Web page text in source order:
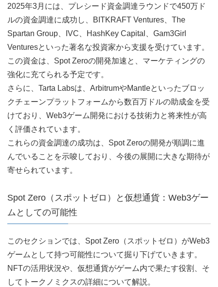
2025年3月には、プレシード資金調達ラウンドで450万ド
ルの資金調達に成功し、BITKRAFT Ventures、The
Spartan Group、IVC、HashKey Capital、Gam3Girl
Venturesといった著名な投資家から支援を受けています。
この資金は、Spot Zeroの開発加速と、マーケティングの
強化に充てられる予定です。
さらに、Tarta Labsは、ArbitrumやMantleといったブロッ
クチェーンプラットフォームから数百万ドルの助成金を受
けており、Web3ゲーム開発における技術力と将来性が高
く評価されています。
これらの資金調達の成功は、Spot Zeroの開発が順調に進
んでいることを示唆しており、今後の展開に大きな期待が
寄せられています。
Spot Zero（スポットゼロ）と仮想通貨：Web3ゲー
ムとしての可能性
このセクションでは、Spot Zero（スポットゼロ）がWeb3
ゲームとして持つ可能性について掘り下げていきます。
NFTの活用状況や、仮想通貨がゲーム内で果たす役割、そ
してトークノミクスの詳細について解説。